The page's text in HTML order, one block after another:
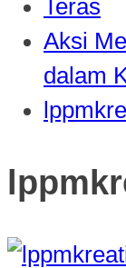
Teras
Aksi
dalam